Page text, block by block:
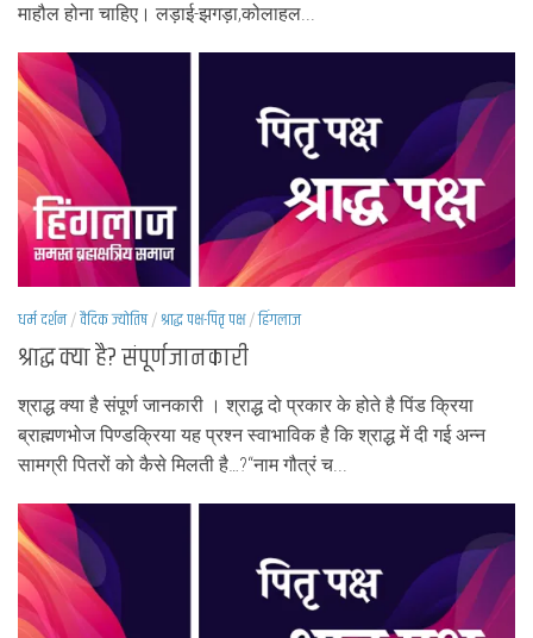
माहौल होना चाहिए। लड़ाई-झगड़ा,कोलाहल...
धर्म दर्शन/वैदिक ज्योतिष/श्राद्ध पक्ष-पितृ पक्ष/हिंगलाज
श्राद्ध क्या है? संपूर्णजानकारी
श्राद्ध क्या है संपूर्ण जानकारी । श्राद्ध दो प्रकार के होते है पिंड क्रिया
ब्राह्मणभोज पिण्डक्रिया यह प्रश्न स्वाभाविक है कि श्राद्ध में दी गई अन्न
सामग्री पितरों को कैसे मिलती है…?“नाम गौत्रं च...